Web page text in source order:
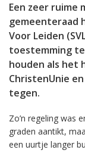
Een zeer ruime
gemeenteraad
Voor Leiden
toestemming
houden als het
ChristenUnie
tegen.
Zo’n regeling was
graden aantikt,
een uurtje langer